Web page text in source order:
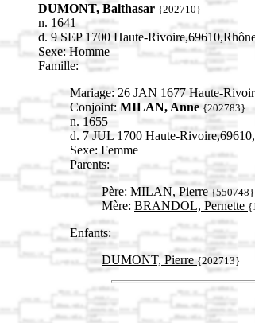
DUMONT, Balthasar {202710}
n. 1641
d. 9 SEP 1700 Haute-
Sexe: Homme
Famille:
Mariage: 26 JAN 1677 Haute-
Conjoint: MILAN, Anne {202783}
n. 1655
d. 7 JUL 1700 Haute-
Sexe: Femme
Parents:
Père: MILAN, Pierre {550748}
Mère: BRANDOL, Pernette
Enfants:
DUMONT, Pierre{202713}